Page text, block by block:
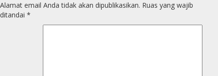
Alamat email Anda tidak akan dipublikasikan. Ruas yang wajib
ditandai *